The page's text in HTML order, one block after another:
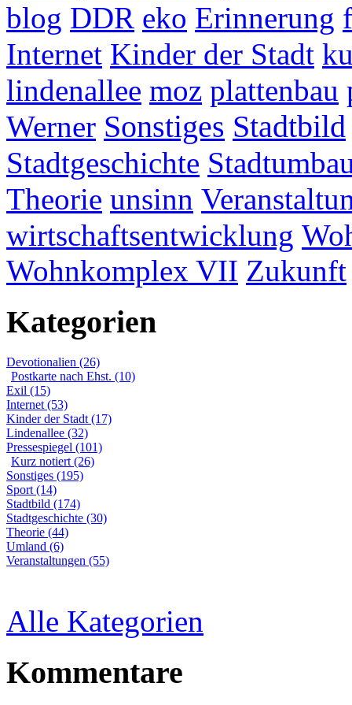
blog DDR eko Erinnerung
Internet Kinder der Stadt
lindenallee moz plattenbau
Werner Sonstiges Stadtbild
Stadtgeschichte
Theorie unsinn
wirtschaftsentwicklung
Wohnkomplex VII Zukunft
Kategorien
Devotionalien (26)
Postkarte nach Ehst. (10)
Exil (15)
Internet (53)
Kinder der Stadt (17)
Lindenallee (32)
Pressespiegel (101)
Kurz notiert (26)
Sonstiges (195)
Sport (14)
Stadtbild (174)
Stadtgeschichte (30)
Theorie (44)
Umland (6)
Veranstaltungen (55)
Alle Kategorien
Kommentare